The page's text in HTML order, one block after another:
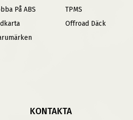
På ABS
TPMS
Offroad Däck
KONTAKTA